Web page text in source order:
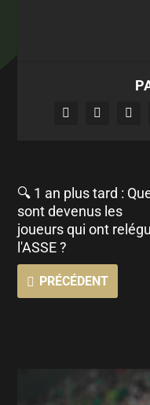
🔍 1 an plus tard :
sont devenus les
joueurs qui ont
l'ASSE ?
PRÉCÉDENT